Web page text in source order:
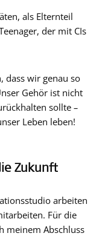
als Elternteil
der mit CIs
dass wir genau so
Gehör ist nicht
sollte –
Leben leben!
Zukunft
arbeiten
Für die
meinem Abschluss